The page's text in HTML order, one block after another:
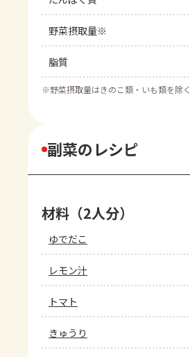
野菜摂取量※
脂質
※野菜摂取量はきのこ類・いも類を除く
副菜のレシピ
材料（2人分）
ゆでだこ
レモン汁
トマト
きゅうり